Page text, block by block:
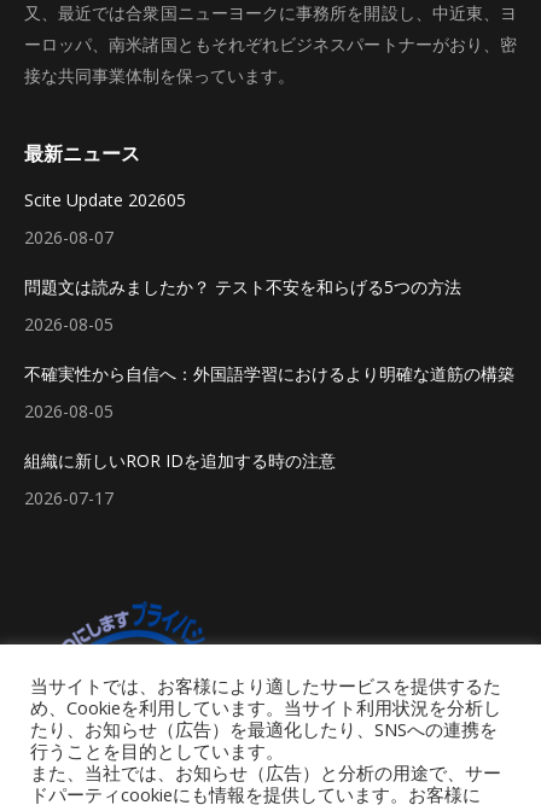
又、最近では合衆国ニューヨークに事務所を開設し、中近東、ヨ
ーロッパ、南米諸国ともそれぞれビジネスパートナーがおり、密
接な共同事業体制を保っています。
最新ニュース
Scite Update 202605
2026-08-07
問題文は読みましたか？ テスト不安を和らげる5つの方法
2026-08-05
不確実性から自信へ：外国語学習におけるより明確な道筋の構築
2026-08-05
組織に新しいROR IDを追加する時の注意
2026-07-17
当サイトでは、お客様により適したサービスを提供するた
め、Cookieを利用しています。当サイト利用状況を分析し
たり、お知らせ（広告）を最適化したり、SNSへの連携を
行うことを目的としています。
また、当社では、お知らせ（広告）と分析の用途で、サー
ドパーティcookieにも情報を提供しています。お客様に